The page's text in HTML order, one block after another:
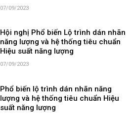
07/09/2023
Hội nghị Phổ biến Lộ trình dán nhãn
năng lượng và hệ thống tiêu chuẩn
Hiệu suất năng lượng
07/09/2023
Phổ biến lộ trình dán nhãn năng
lượng và hệ thống tiêu chuẩn Hiệu
suất năng lượng